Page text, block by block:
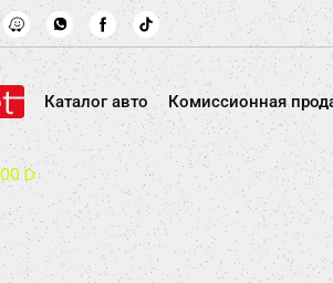
Каталог авто Комиссионная